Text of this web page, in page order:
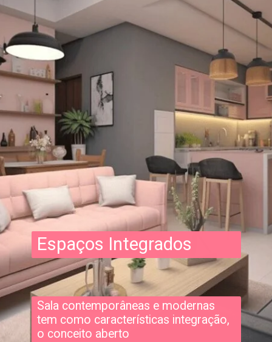
Espaços Integrados
Sala contemporâneas e modernas
tem como características integração,
o conceito aberto